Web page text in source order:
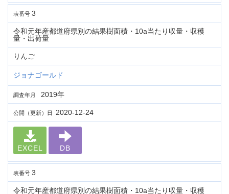
表番号 3
令和元年産都道府県別の結果樹面積・10a当たり収量・収穫
量・出荷量
りんご
ジョナゴールド
調査年月 2019年
公開（更新）日 2020-12-24
EXCEL DB
表番号 3
令和元年産都道府県別の結果樹面積・10a当たり収量・収穫